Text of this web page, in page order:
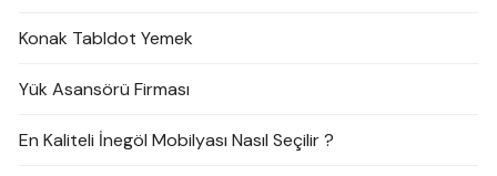
Konak Tabldot Yemek
Yük Asansörü Firması
En Kaliteli İnegöl Mobilyası Nasıl Seçilir ?